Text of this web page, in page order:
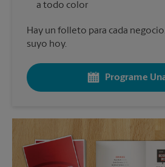
a todo color
Hay un folleto para cada negocio.
suyo hoy.
Programe